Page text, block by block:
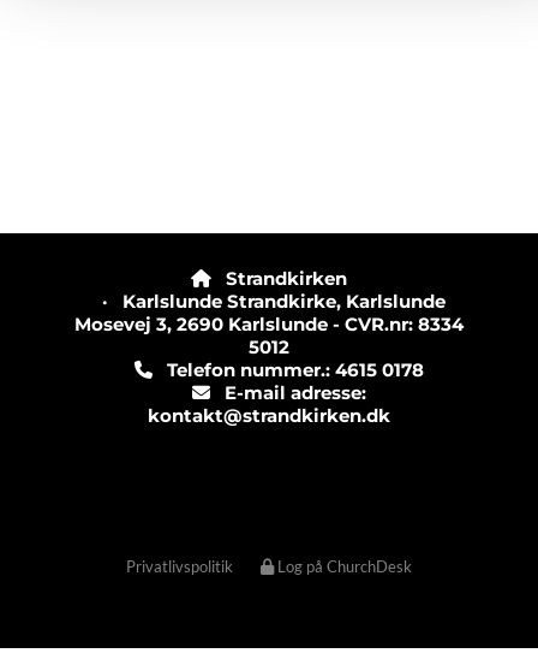

Strandkirken
· Karlslunde Strandkirke, Karlslunde
Mosevej 3, 2690 Karlslunde - CVR.nr: 8334
5012
Telefon nummer.: 4615 0178
E-mail adresse:
kontakt@strandkirken.dk
Privatlivspolitik Log på ChurchDesk